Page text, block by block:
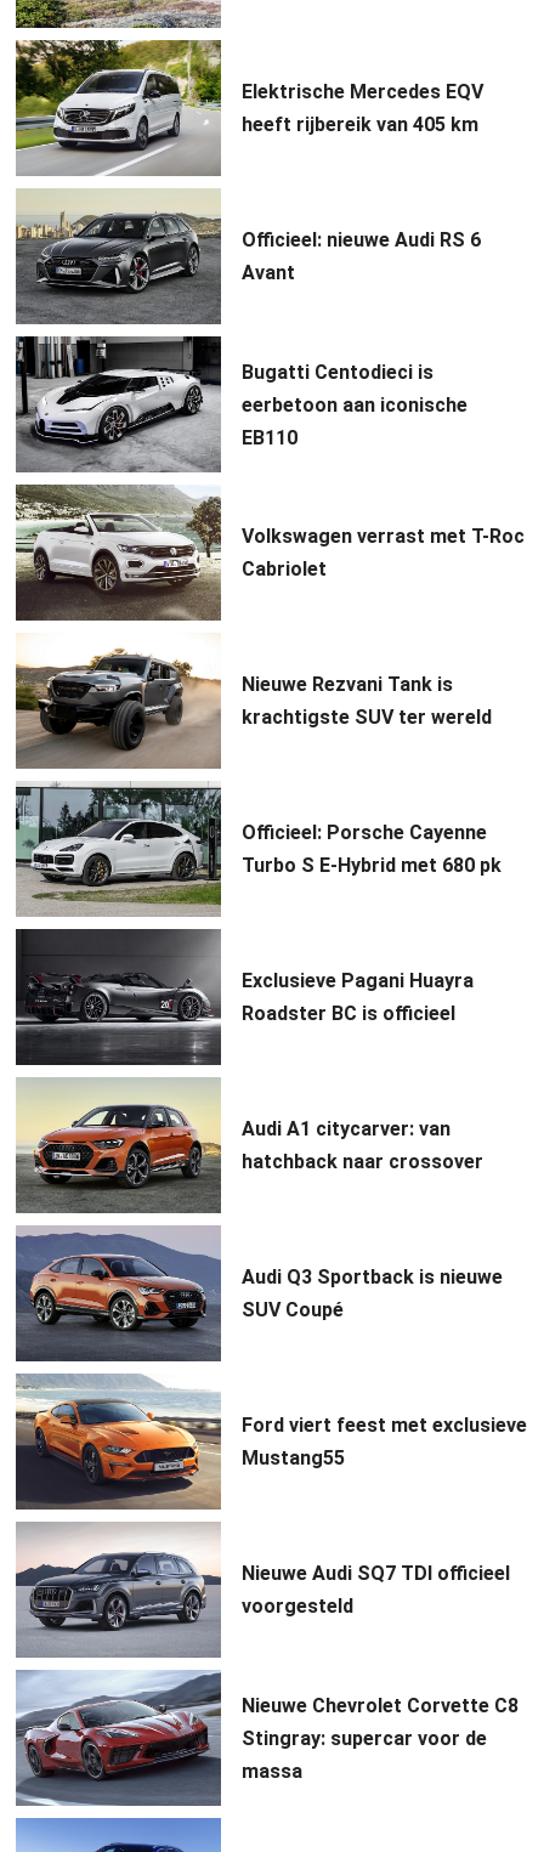
Elektrische Mercedes EQV
heeft rijbereik van 405 km
Officieel: nieuwe Audi RS 6
Avant
Bugatti Centodieci is
eerbetoon aan iconische
EB110
Volkswagen verrast met T-Roc
Cabriolet
Nieuwe Rezvani Tank is
krachtigste SUV ter wereld
Officieel: Porsche Cayenne
Turbo S E-Hybrid met 680 pk
Exclusieve Pagani Huayra
Roadster BC is officieel
Audi A1 citycarver: van
hatchback naar crossover
Audi Q3 Sportback is nieuwe
SUV Coupé
Ford viert feest met exclusieve
Mustang55
Nieuwe Audi SQ7 TDI officieel
voorgesteld
Nieuwe Chevrolet Corvette C8
Stingray: supercar voor de
massa